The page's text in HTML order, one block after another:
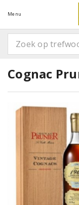
Menu
Cognac